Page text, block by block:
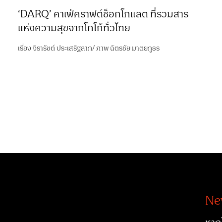
‘DARQ’ คาเฟ่คราฟต์ช็อกโกแลต ที่รวมสาร
แห่งความสุขจากโกโก้ทั่วไทย
เรื่องจิรารัชต์ ประเสริฐลาภ/ภาพฉัตรชัย มาตยภูธร